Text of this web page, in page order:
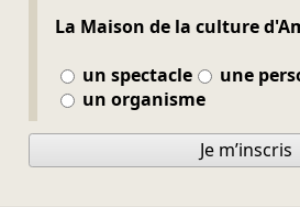
La Maison de la culture
un spectacle
une
un organisme
Je m’inscris